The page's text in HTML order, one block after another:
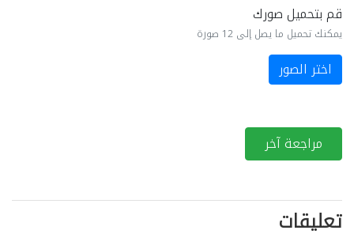
قم بتحميل صورك
يمكنك تحميل ما يصل إلى 12 صورة
اختر الصور
مراجعة آخر
تعليقات